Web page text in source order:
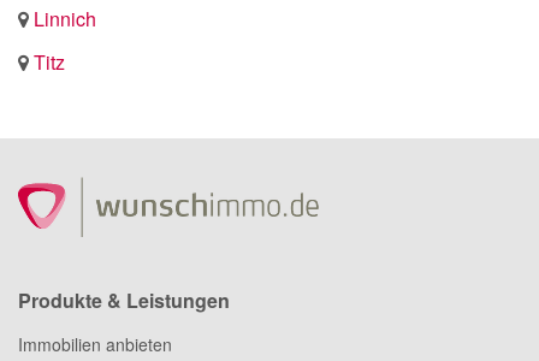
Linnich
Titz
Produkte & Leistungen
Immobilien anbieten